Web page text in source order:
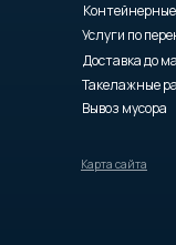
Карта сайта
Доставка до
Услуги по
Такелажные
Вывоз мусора